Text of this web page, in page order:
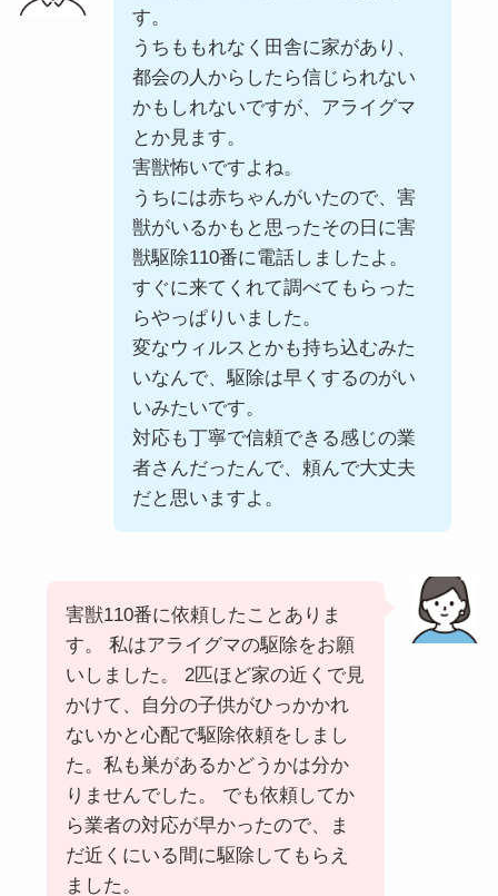
す。
うちももれなく田舎に家があり、
都会の人からしたら信じられない
かもしれないですが、アライグマ
とか見ます。
害獣怖いですよね。
うちには赤ちゃんがいたので、害
獣がいるかもと思ったその日に害
獣駆除110番に電話しましたよ。
すぐに来てくれて調べてもらった
らやっぱりいました。
変なウィルスとかも持ち込むみた
いなんで、駆除は早くするのがい
いみたいです。
対応も丁寧で信頼できる感じの業
者さんだったんで、頼んで大丈夫
だと思いますよ。
害獣110番に依頼したことありま
す。 私はアライグマの駆除をお願
いしました。 2匹ほど家の近くで見
かけて、自分の子供がひっかかれ
ないかと心配で駆除依頼をしまし
た。私も巣があるかどうかは分か
りませんでした。 でも依頼してか
ら業者の対応が早かったので、ま
だ近くにいる間に駆除してもらえ
ました。